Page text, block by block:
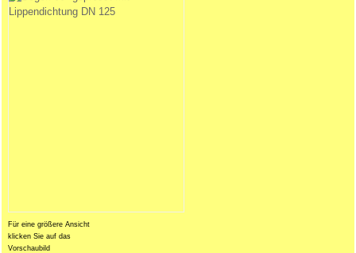
Für eine größere Ansicht
klicken Sie auf das
Vorschaubild